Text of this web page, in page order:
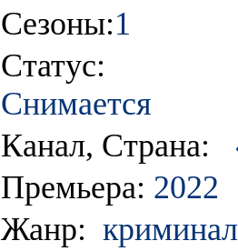
Сезоны:1
Статус:
Снимается
Канал, Страна:
Премьера: 2022
Жанр: